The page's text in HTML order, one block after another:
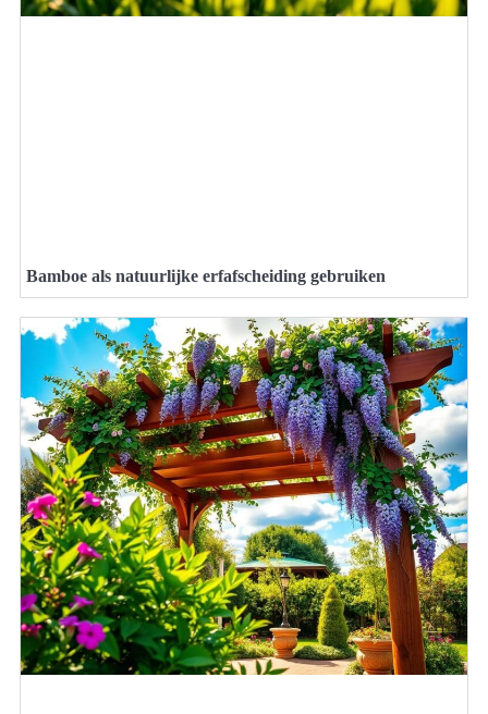
Bamboe als natuurlijke erfafscheiding gebruiken